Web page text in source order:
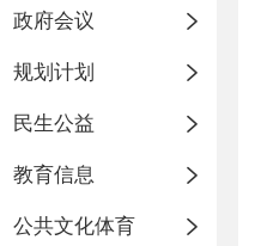
政府会议
规划计划
民生公益
教育信息
公共文化体育